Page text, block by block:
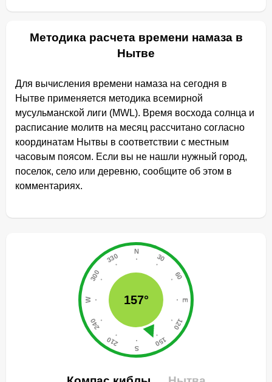
Методика расчета времени намаза в
Нытве
Для вычисления времени намаза на сегодня в
Нытве применяется методика всемирной
мусульманской лиги (MWL). Время восхода солнца и
расписание молитв на месяц рассчитано согласно
координатам Нытвы в соответствии с местным
часовым поясом. Если вы не нашли нужный город,
поселок, село или деревню, сообщите об этом в
комментариях.
157°